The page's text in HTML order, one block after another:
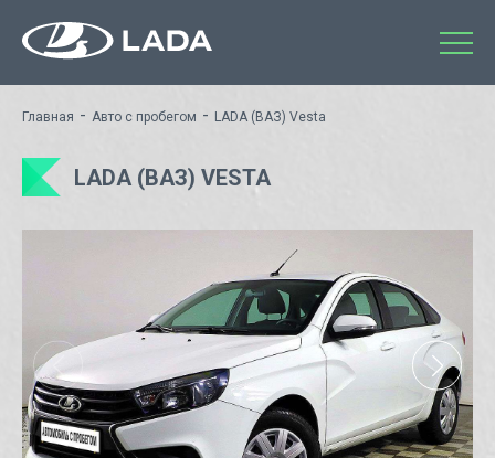
Главная - Авто с пробегом - LADA (ВАЗ) Vesta
LADA (ВАЗ) VESTA